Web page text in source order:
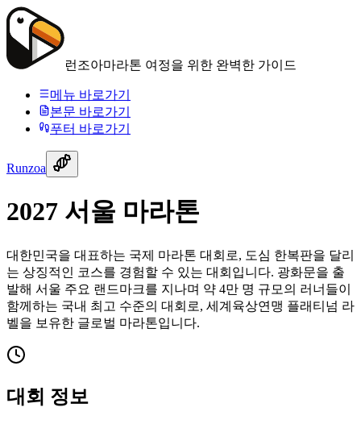
런조아마라톤 여정을 위한 완벽한 가이드
메뉴 바로가기
본문 바로가기
푸터 바로가기
Runzoa
2027 서울 마라톤
대한민국을 대표하는 국제 마라톤 대회로, 도심 한복판을 달리
는 상징적인 코스를 경험할 수 있는 대회입니다. 광화문을 출
발해 서울 주요 랜드마크를 지나며 약 4만 명 규모의 러너들이
함께하는 국내 최고 수준의 대회로, 세계육상연맹 플래티넘 라
벨을 보유한 글로벌 마라톤입니다.
대회 정보